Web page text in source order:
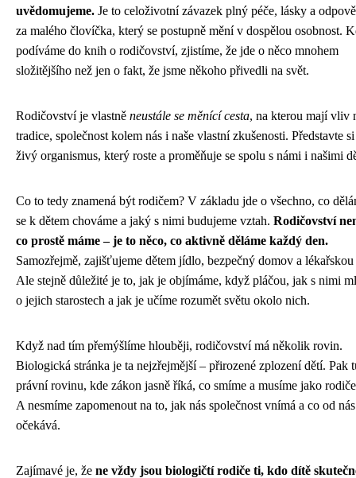
uvědomujeme. Je to celoživotní závazek plný péče, lásky a
za malého človíčka, který se postupně mění v dospělou osobnost.
podíváme do knih o rodičovství, zjistíme, že jde o něco mnohem
složitějšího než jen o fakt, že jsme někoho přivedli na svět.
Rodičovství je vlastně neustále se měnící cesta, na kterou mají vliv
tradice, společnost kolem nás i naše vlastní zkušenosti. Představte
živý organismus, který roste a proměňuje se spolu s námi i našimi
Co to tedy znamená být rodičem? V základu jde o všechno, co
se k dětem chováme a jaký s nimi budujeme vztah. Rodičovství
co prostě máme – je to něco, co aktivně děláme každý den.
Samozřejmě, zajišťujeme dětem jídlo, bezpečný domov a
Ale stejně důležité je to, jak je objímáme, když pláčou, jak s nimi
o jejich starostech a jak je učíme rozumět světu okolo nich.
Když nad tím přemýšlíme hlouběji, rodičovství má několik rovin.
Biologická stránka je ta nejzřejmější – přirozené zplození dětí. Pak
právní rovinu, kde zákon jasně říká, co smíme a musíme jako
A nesmíme zapomenout na to, jak nás společnost vnímá a co od nás
očekává.
Zajímavé je, že ne vždy jsou biologičtí rodiče ti, kdo dítě